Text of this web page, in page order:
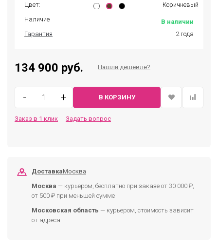
Цвет:
Коричневый
Наличие
В наличии
Гарантия
2 года
134 900 руб. Нашли дешевле?
- + В КОРЗИНУ
Заказ в 1 клик Задать вопрос
ДоставкаМосква
Москва — курьером, бесплатно при заказе от 30 000 ₽,
от 500 ₽ при меньшей сумме
Московская область — курьером, стоимость зависит
от адреса